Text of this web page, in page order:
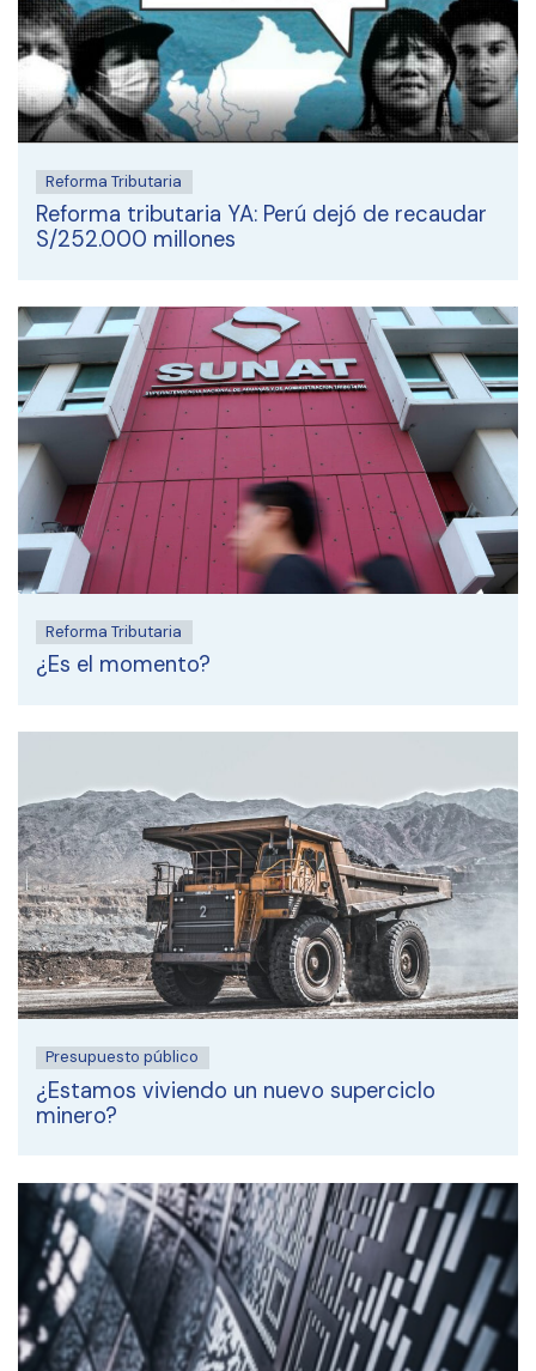
Reforma Tributaria
Reforma tributaria YA: Perú dejó de recaudar
S/252.000 millones
Reforma Tributaria
¿Es el momento?
Presupuesto público
¿Estamos viviendo un nuevo superciclo
minero?